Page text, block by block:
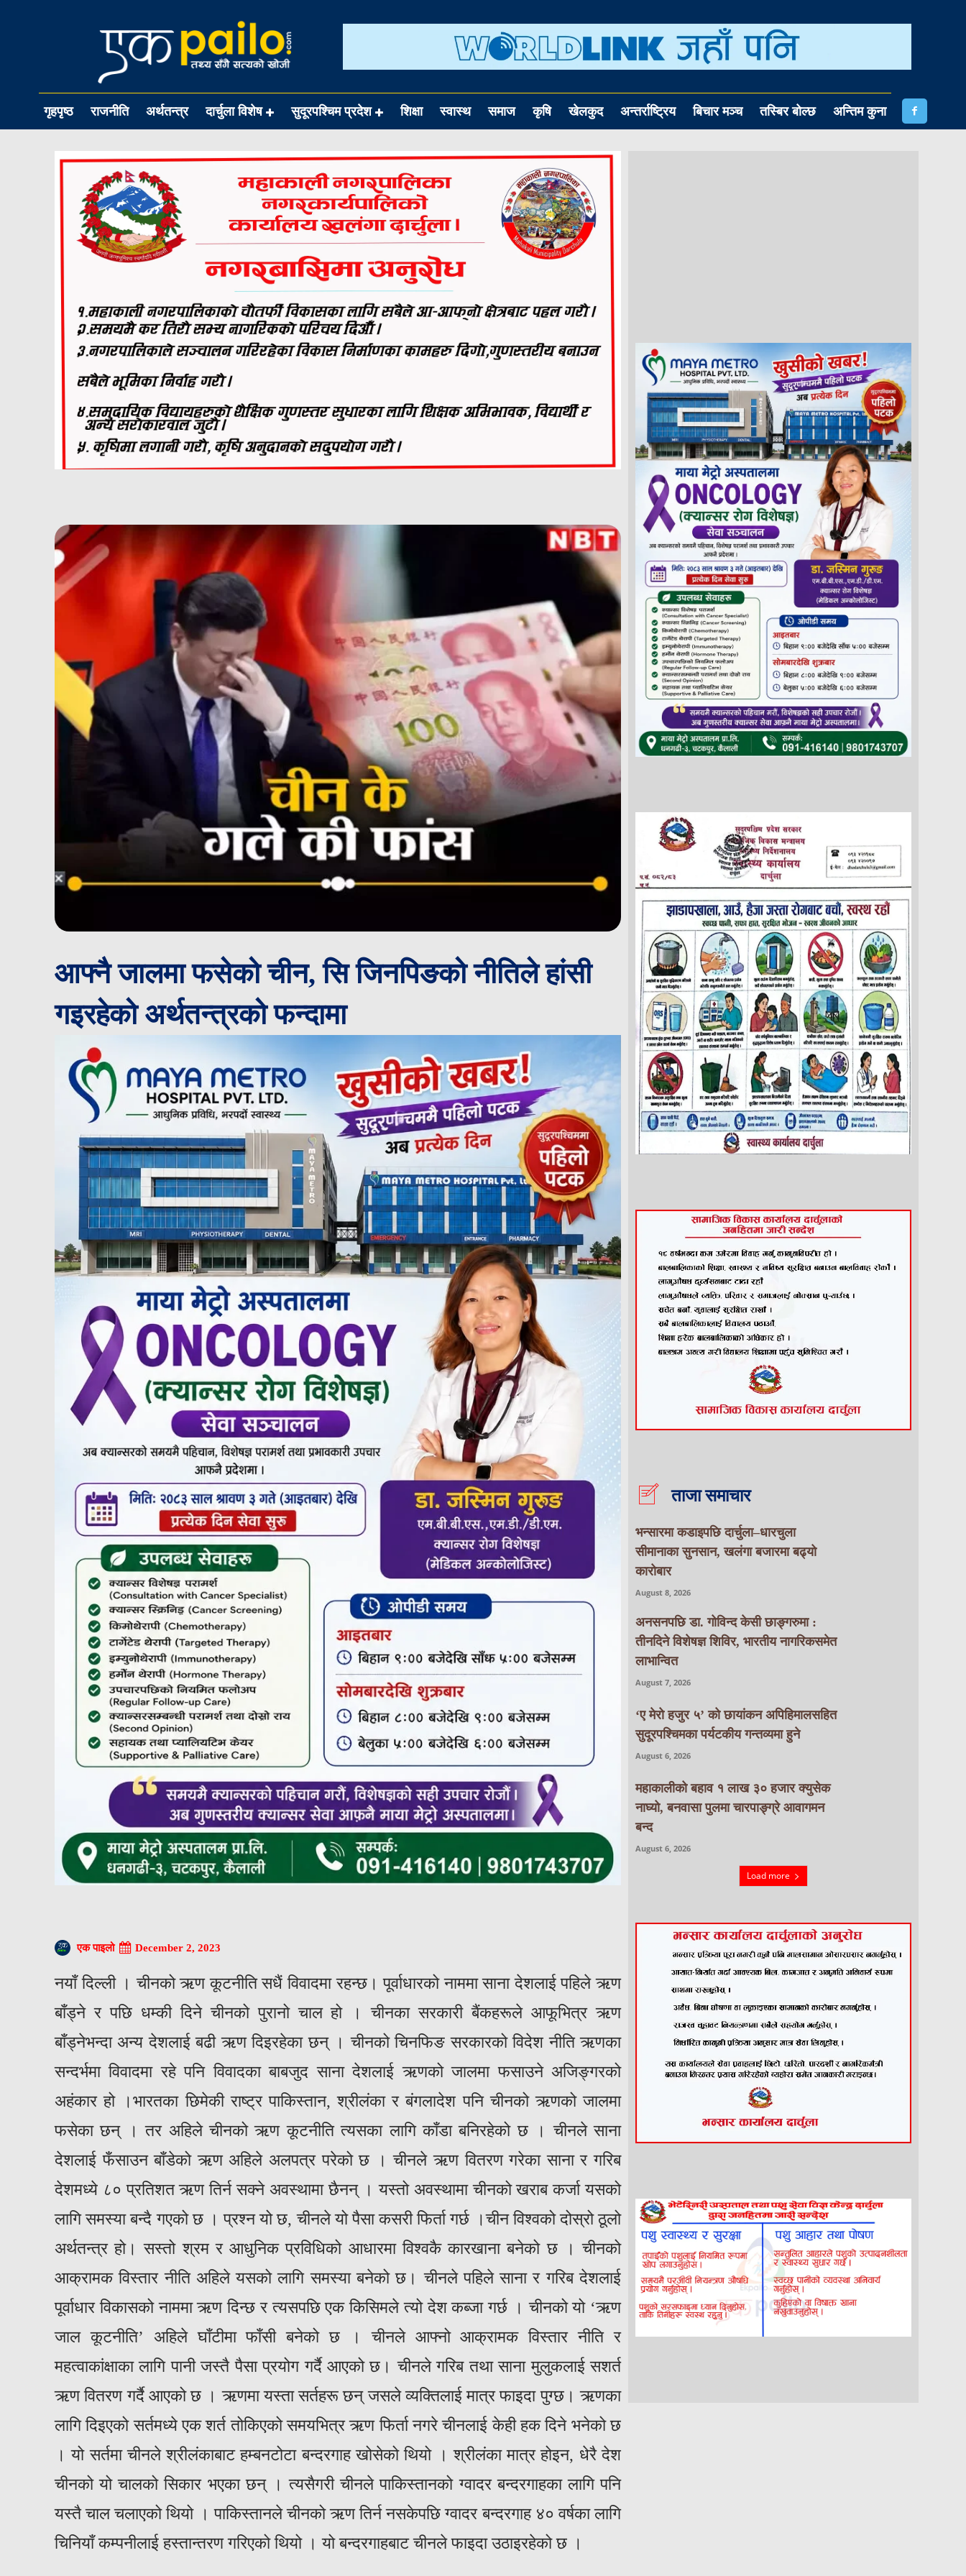
गृहपृष्ठ राजनीति अर्थतन्त्र दार्चुला विशेष सुदूरपश्चिम प्रदेश शिक्षा स्वास्थ समाज कृषि खेलकुद अन्तर्राष्ट्रिय बिचार मञ्च तस्बिर बोल्छ अन्तिम कुना
आफ्नै जालमा फसेको चीन, सि जिनपिङको नीतिले हांसी
गइरहेको अर्थतन्त्रको फन्दामा
एक पाइलो December 2, 2023
नयाँ दिल्ली । चीनको ऋण कूटनीति सधैं विवादमा रहन्छ। पूर्वाधारको नाममा साना देशलाई पहिले ऋण
बाँड्ने र पछि धम्की दिने चीनको पुरानो चाल हो । चीनका सरकारी बैंकहरूले आफूभित्र ऋण
बाँड्नेभन्दा अन्य देशलाई बढी ऋण दिइरहेका छन् । चीनको चिनफिङ सरकारको विदेश नीति ऋणका
सन्दर्भमा विवादमा रहे पनि विवादका बाबजुद साना देशलाई ऋणको जालमा फसाउने अजिङ्गरको
अहंकार हो ।भारतका छिमेकी राष्ट्र पाकिस्तान, श्रीलंका र बंगलादेश पनि चीनको ऋणको जालमा
फसेका छन् । तर अहिले चीनको ऋण कूटनीति त्यसका लागि काँडा बनिरहेको छ । चीनले साना
देशलाई फँसाउन बाँडेको ऋण अहिले अलपत्र परेको छ । चीनले ऋण वितरण गरेका साना र गरिब
देशमध्ये ८० प्रतिशत ऋण तिर्न सक्ने अवस्थामा छैनन् । यस्तो अवस्थामा चीनको खराब कर्जा यसको
लागि समस्या बन्दै गएको छ । प्रश्न यो छ, चीनले यो पैसा कसरी फिर्ता गर्छ ।चीन विश्वको दोस्रो ठूलो
अर्थतन्त्र हो। सस्तो श्रम र आधुनिक प्रविधिको आधारमा विश्वकै कारखाना बनेको छ । चीनको
आक्रामक विस्तार नीति अहिले यसको लागि समस्या बनेको छ। चीनले पहिले साना र गरिब देशलाई
पूर्वाधार विकासको नाममा ऋण दिन्छ र त्यसपछि एक किसिमले त्यो देश कब्जा गर्छ । चीनको यो ‘ऋण
जाल कूटनीति’ अहिले घाँटीमा फाँसी बनेको छ । चीनले आफ्नो आक्रामक विस्तार नीति र
महत्वाकांक्षाका लागि पानी जस्तै पैसा प्रयोग गर्दै आएको छ। चीनले गरिब तथा साना मुलुकलाई सशर्त
ऋण वितरण गर्दै आएको छ । ऋणमा यस्ता सर्तहरू छन् जसले व्यक्तिलाई मात्र फाइदा पुग्छ। ऋणका
लागि दिइएको सर्तमध्ये एक शर्त तोकिएको समयभित्र ऋण फिर्ता नगरे चीनलाई केही हक दिने भनेको छ
। यो सर्तमा चीनले श्रीलंकाबाट हम्बनटोटा बन्दरगाह खोसेको थियो । श्रीलंका मात्र होइन, धेरै देश
चीनको यो चालको सिकार भएका छन् । त्यसैगरी चीनले पाकिस्तानको ग्वादर बन्दरगाहका लागि पनि
यस्तै चाल चलाएको थियो । पाकिस्तानले चीनको ऋण तिर्न नसकेपछि ग्वादर बन्दरगाह ४० वर्षका लागि
चिनियाँ कम्पनीलाई हस्तान्तरण गरिएको थियो । यो बन्दरगाहबाट चीनले फाइदा उठाइरहेको छ ।
ताजा समाचार
भन्सारमा कडाइपछि दार्चुला–धारचुला
सीमानाका सुनसान, खलंगा बजारमा बढ्यो
कारोबार
August 8, 2026
अनसनपछि डा. गोविन्द केसी छाङ्गरुमा :
तीनदिने विशेषज्ञ शिविर, भारतीय नागरिकसमेत
लाभान्वित
August 7, 2026
‘ए मेरो हजुर ५’ को छायांकन अपिहिमालसहित
सुदूरपश्चिमका पर्यटकीय गन्तव्यमा हुने
August 6, 2026
महाकालीको बहाव १ लाख ३० हजार क्युसेक
नाघ्यो, बनवासा पुलमा चारपाङ्ग्रे आवागमन
बन्द
August 6, 2026
Load more